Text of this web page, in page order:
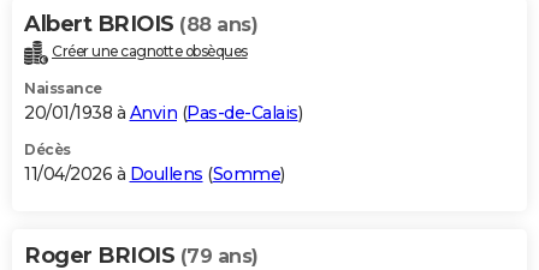
Bricolage
Lifestyle
Culture
Sport
Auto
Television
Voyage
Cinema
Albert BRIOIS (88 ans)
Créer une cagnotte obsèques
Naissance
20/01/1938 à Anvin (Pas-de-Calais)
Décès
11/04/2026 à Doullens (Somme)
Roger BRIOIS (79 ans)